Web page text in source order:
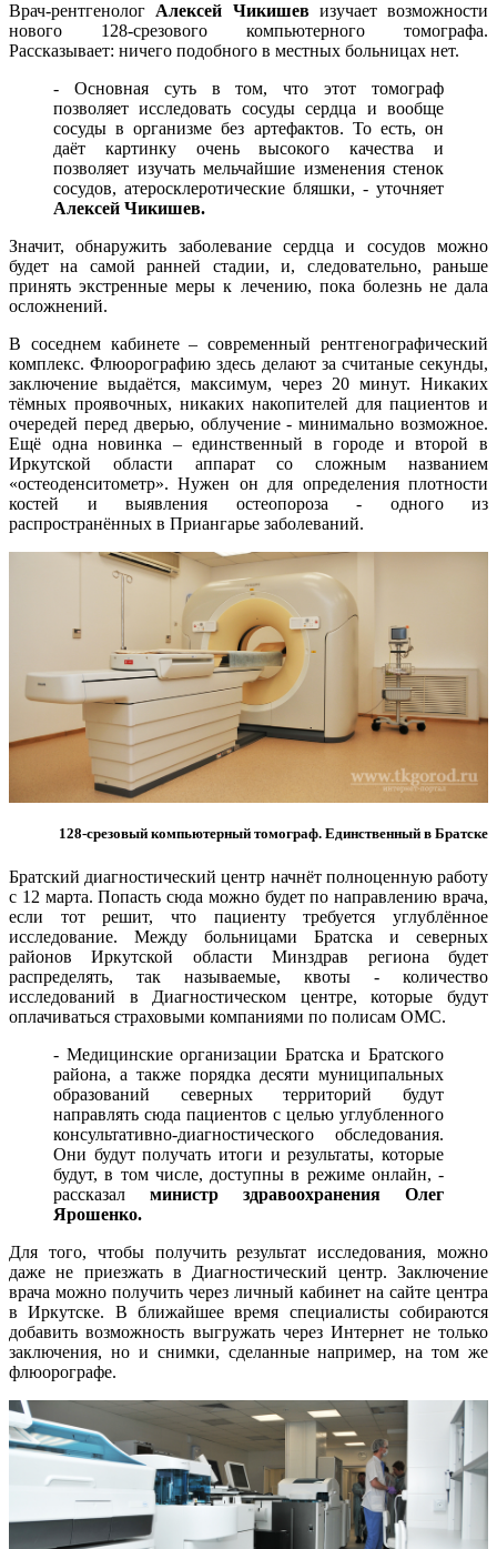
Врач-рентгенологАлексей Чикишевизучает возможности
нового 128-срезового компьютерного томографа.
Рассказывает: ничего подобного в местных больницах нет.
- Основная суть в том, что этот томограф
позволяет исследовать сосуды сердца и вообще
сосуды в организме без артефактов. То есть, он
даёт картинку очень высокого качества и
позволяет изучать мельчайшие изменения стенок
сосудов, атеросклеротические бляшки, - уточняет
Алексей Чикишев.
Значит, обнаружить заболевание сердца и сосудов можно
будет на самой ранней стадии, и, следовательно, раньше
принять экстренные меры к лечению, пока болезнь не дала
осложнений.
В соседнем кабинете – современный рентгенографический
комплекс. Флюорографию здесь делают за считаные секунды,
заключение выдаётся, максимум, через 20 минут. Никаких
тёмных проявочных, никаких накопителей для пациентов и
очередей перед дверью, облучение - минимально возможное.
Ещё одна новинка – единственный в городе и второй в
Иркутской области аппарат со сложным названием
«остеоденситометр». Нужен он для определения плотности
костей и выявления остеопороза - одного из
распространённых в Приангарье заболеваний.
128-срезовый компьютерный томограф. Единственный в Братске
Братский диагностический центр начнёт полноценную работу
с 12 марта. Попасть сюда можно будет по направлению врача,
если тот решит, что пациенту требуется углублённое
исследование. Между больницами Братска и северных
районов Иркутской области Минздрав региона будет
распределять, так называемые, квоты - количество
исследований в Диагностическом центре, которые будут
оплачиваться страховыми компаниями по полисам ОМС.
- Медицинские организации Братска и Братского
района, а также порядка десяти муниципальных
образований северных территорий будут
направлять сюда пациентов с целью углубленного
консультативно-диагностического обследования.
Они будут получать итоги и результаты, которые
будут, в том числе, доступны в режиме онлайн, -
рассказал министр здравоохранения Олег
Ярошенко.
Для того, чтобы получить результат исследования, можно
даже не приезжать в Диагностический центр. Заключение
врача можно получить через личный кабинет на сайте центра
в Иркутске. В ближайшее время специалисты собираются
добавить возможность выгружать через Интернет не только
заключения, но и снимки, сделанные например, на том же
флюорографе.